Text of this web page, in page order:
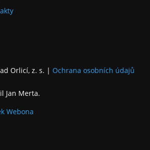
Orlicí, z. s. | Ochrana osobních údajů
Jan Merta.
Webona